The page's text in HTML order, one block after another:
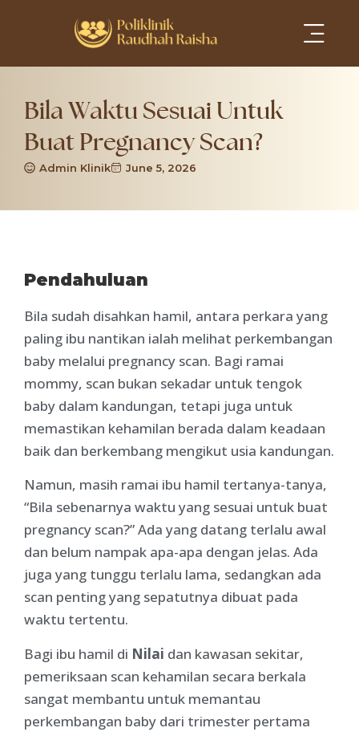
Bila Waktu Sesuai Untuk
Buat Pregnancy Scan?
Admin Klinik June 5, 2026
Pendahuluan
Bila sudah disahkan hamil, antara perkara yang
paling ibu nantikan ialah melihat perkembangan
baby melalui pregnancy scan. Bagi ramai
mommy, scan bukan sekadar untuk tengok
baby dalam kandungan, tetapi juga untuk
memastikan kehamilan berada dalam keadaan
baik dan berkembang mengikut usia kandungan.
Namun, masih ramai ibu hamil tertanya-tanya,
“Bila sebenarnya waktu yang sesuai untuk buat
pregnancy scan?” Ada yang datang terlalu awal
dan belum nampak apa-apa dengan jelas. Ada
juga yang tunggu terlalu lama, sedangkan ada
scan penting yang sepatutnya dibuat pada
waktu tertentu.
Bagi ibu hamil di Nilai dan kawasan sekitar,
pemeriksaan scan kehamilan secara berkala
sangat membantu untuk memantau
perkembangan baby dari trimester pertama